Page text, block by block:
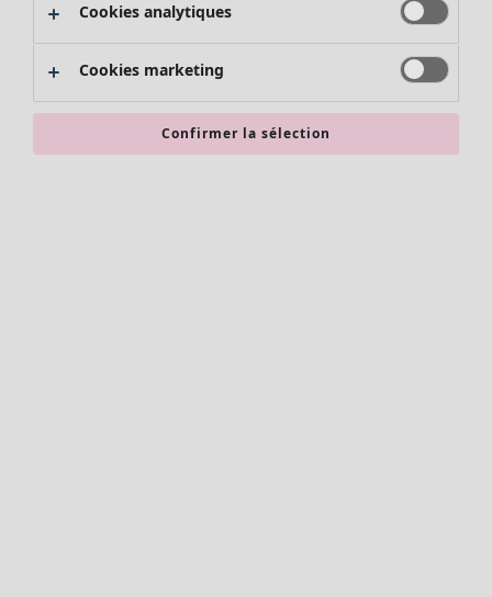
Promos SOLDES
Les promos de Gudrun Sjödén
Nouvel arrivage
Bonnes affaires en soldes - jusqu'à -70
Cookies analytiques
Cookies marketing
Confirmer la sélection